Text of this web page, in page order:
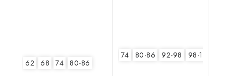
62 68 74 80-86
74 80-86 92-98 98-104